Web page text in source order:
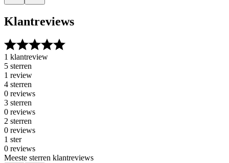
Klantreviews
1 klantreview
5 sterren
1 review
4 sterren
0 reviews
3 sterren
0 reviews
2 sterren
0 reviews
1 ster
0 reviews
Meeste sterren klantreviews